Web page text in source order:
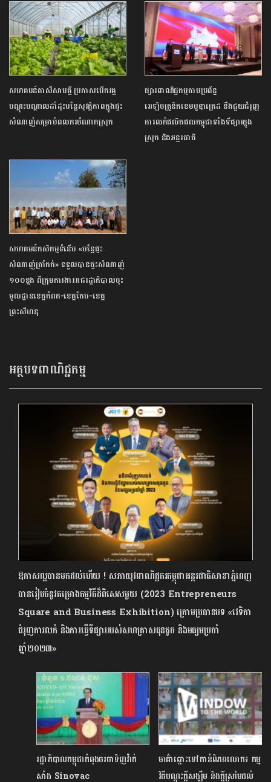
សហគមន៍តាសីសាមគ្គី ប្រកាសបើកវគ្គ
បណ្ដុះបណ្ដាលដាំដុះបន្លែសុវត្ថិភាពក្នុងផ្ទះ
សំណាញ់សម្រាប់ពលករចំណាកស្រុក
ផ្សារពាណិជ្ជកម្មតាមប្រព័ន្ធ
អេឡិចត្រូនិកខេមបូឌាត្រេដ នឹងជួយជំរុញ
ការលក់ផលិតផលកម្ពុជាទាំងទីផ្សារក្នុង
ស្រុក និងអន្តរជាតិ
សហគមន៍កសិកម្មទំនើប «បន្លែផ្ទះ
សំណាញ់ត្រាំកក់» ទទួលបានផ្ទះសំណាញ់
១០០ខ្នង ពីក្រុមការងាររាជរដ្ឋាភិបាលចុះ
មូលដ្ឋានខេត្តកំពត-ខេត្តកែប-ខេត្ត
ព្រះសីហនុ
អត្ថបទពាណិជ្ជកម្ម
ឱកាសល្អបានមកដល់ហើយ ! សភាយុវពាណិជ្ជករកម្ពុជាអន្តរជាតិសាខាភ្នំពេញ
បានរៀបចំនូវគម្រោងកម្មវិធីដ៏ពិសេសមួយ (2023 Entrepreneurs
Square and Business Exhibition) ក្រោមប្រធានបទ «វេទិកា
ជំរុញការលក់ និងការធ្វើទីផ្សាររបស់សហគ្រាសធុនតូច និងមធ្យមប្រចាំ
ឆ្នាំ២០២៣»
រដ្ឋាភិបាលកម្ពុជាកំពុងចរចាទិញវ៉ាក់
សាំង Sinovac
មាគ៌ាឆ្ពោះទៅកាន់ពិភពលោក៖ កម្ម
វិធីបណ្តុះក្តីសង្ឃឹម និងក្តីស្រមៃដល់